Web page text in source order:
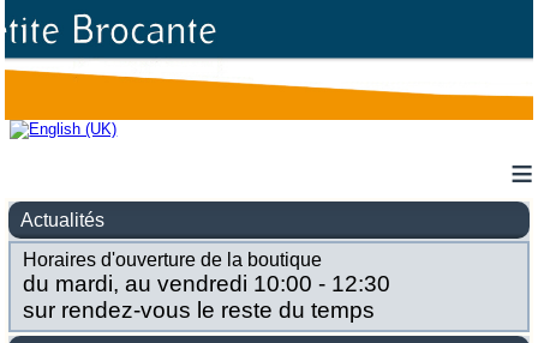
≡
Actualités
Horaires d'ouverture de la boutique
du mardi, au vendredi 10:00 - 12:30
sur rendez-vous le reste du temps